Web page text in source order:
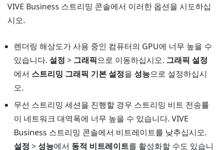
VIVE Business 스트리밍 콘솔에서 이러한 옵션을 시도하십
시오.
렌더링 해상도가 사용 중인 컴퓨터의 GPU에 너무 높을 수
있습니다. 설정 > 그래픽으로 이동하십시오. 그래픽 설정
에서 스트리밍 그래픽 기본 설정을 성능으로 설정하십시
오.
무선 스트리밍 세션을 진행할 경우 스트리밍 비트 전송률
이 네트워크 대역폭에 너무 높을 수 있습니다. VIVE
Business 스트리밍 콘솔에서 비트레이트를 낮추십시오.
설정 > 성능에서 동적 비트레이트를 활성화할 수도 있습니